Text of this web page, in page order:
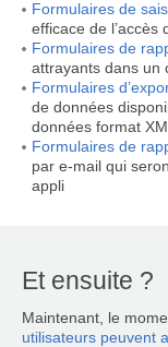
Formulaires de
efficace de l’accès
Formulaires de
attrayants dans un
Formulaires
de données
données format
Formulaires de
par e-mail qui
appli
Et ensuite ?
Maintenant, le
utilisateurs peuvent